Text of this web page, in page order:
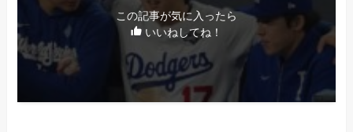
この記事が気に入ったら
いいねしてね！